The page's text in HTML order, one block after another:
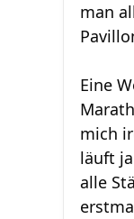
man
Eine
mich
läuft
alle